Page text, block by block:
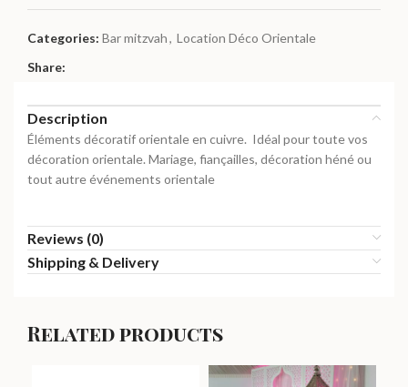
Categories: Bar mitzvah, Location Déco Orientale
Share:
Description
Éléments décoratif orientale en cuivre. Idéal pour toute vos
décoration orientale. Mariage, fiançailles, décoration héné ou
tout autre événements orientale
Reviews (0)
Shipping & Delivery
Related products